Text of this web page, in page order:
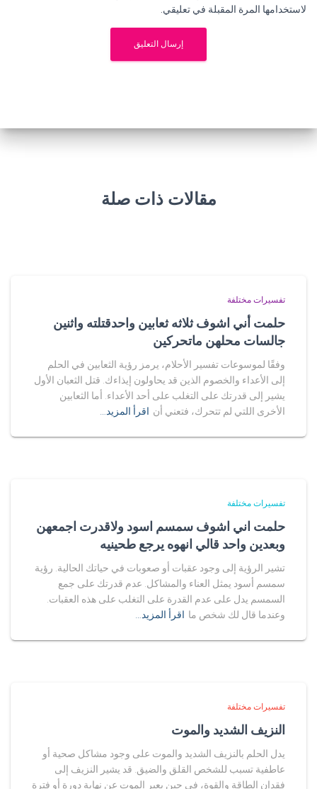
لاستخدامها المرة المقبلة في تعليقي.
مقالات ذات صلة
تفسيرات مختلفة
حلمت أني اشوف ثلاثه ثعابين واحدقتلته واثنين
جالسات محلهن ماتحركين
وفقًا لموسوعات تفسير الأحلام، يرمز رؤية الثعابين في الحلم
إلى الأعداء والخصوم الذين قد يحاولون إيذاءك. قتل الثعبان الأول
يشير إلى قدرتك على التغلب على أحد الأعداء. أما الثعابين
الأخرى اللتي لم تتحرك، فتعني أن اقرأ المزيد…
تفسيرات مختلفة
حلمت اني اشوف سمسم اسود ولاقدرت اجمعهن
وبعدين واحد قالي انهوه يرجع طحينيه
تشير الرؤية إلى وجود عقبات أو صعوبات في حياتك الحالية. رؤية
سمسم أسود يمثل العناء والمشاكل. عدم قدرتك على جمع
السمسم يدل على عدم القدرة على التغلب على هذه العقبات.
وعندما قال لك شخص ما اقرأ المزيد…
تفسيرات مختلفة
النزيف الشديد والموت
يدل الحلم بالنزيف الشديد والموت على وجود مشاكل صحية أو
عاطفية تسبب للشخص القلق والضيق. قد يشير النزيف إلى
فقدان الطاقة والقوة، في حين يعبر الموت عن نهاية دورة أو فترة